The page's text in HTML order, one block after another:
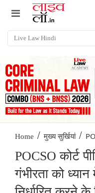
Home / मुख्य सुर्खियां /
POCSO कोर्ट
गंभीरता को